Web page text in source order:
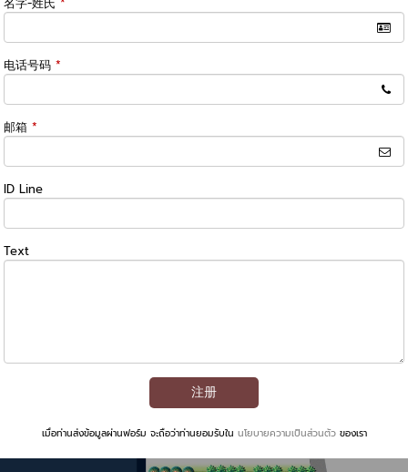
电话号码 *
邮箱 *
ID Line
Text
注册
เมื่อท่านส่งข้อมูลผ่านฟอร์ม จะถือว่าท่านยอมรับใน นโยบายความเป็นส่วนตัวของเรา